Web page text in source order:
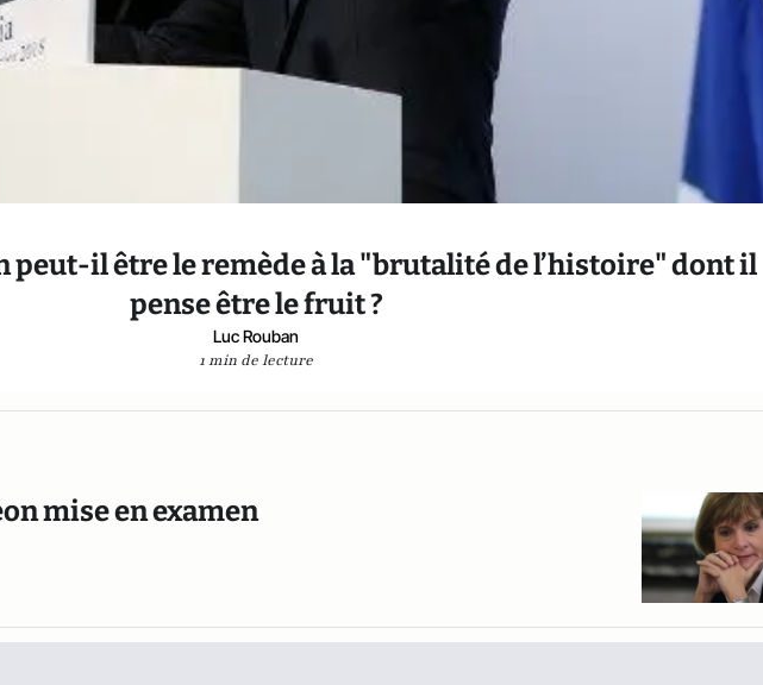
peut-il être le remède à la "brutalité de l’histoire" dont il
pense être le fruit ?
Luc Rouban
1 min de lecture
mise en examen